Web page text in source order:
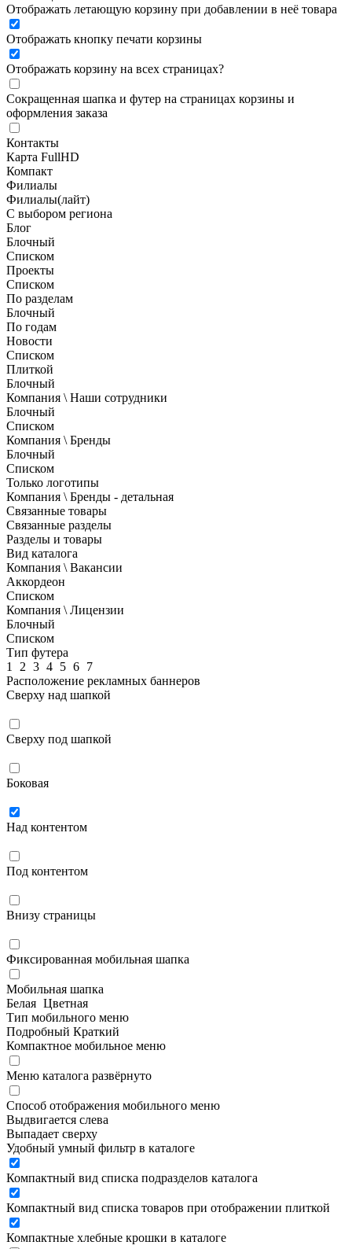
Отображать летающую корзину при добавлении в неё товара
Отображать кнопку печати корзины
Отображать корзину на всех страницах?
Сокращенная шапка и футер на страницах корзины и
оформления заказа
Контакты
Карта FullHD
Компакт
Филиалы
Филиалы(лайт)
С выбором региона
Блог
Блочный
Списком
Проекты
Списком
По разделам
Блочный
По годам
Новости
Списком
Плиткой
Блочный
Компания \ Наши сотрудники
Блочный
Списком
Компания \ Бренды
Блочный
Списком
Только логотипы
Компания \ Бренды - детальная
Связанные товары
Связанные разделы
Разделы и товары
Вид каталога
Компания \ Вакансии
Аккордеон
Списком
Компания \ Лицензии
Блочный
Списком
Тип футера
1
2 3 4 5 6 7
Расположение рекламных баннеров
Сверху над шапкой
Сверху под шапкой
Боковая
Над контентом
Под контентом
Внизу страницы
Фиксированная мобильная шапка
Мобильная шапка
Белая Цветная
Тип мобильного меню
Подробный Краткий
Компактное мобильное меню
Меню каталога развёрнуто
Способ отображения мобильного меню
Выдвигается слева
Выпадает сверху
Удобный умный фильтр в каталоге
Компактный вид списка подразделов каталога
Компактный вид списка товаров при отображении плиткой
Компактные хлебные крошки в каталоге